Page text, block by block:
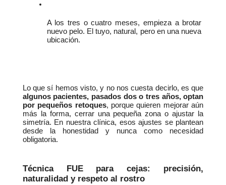
A los tres o cuatro meses, empieza a brotar
nuevo pelo. El tuyo, natural, pero en una nueva
ubicación.
algunos pacientes, pasados dos o tres años, optan
por pequeños retoques, porque quieren mejorar aún
más la forma, cerrar una pequeña zona o ajustar la
simetría. En nuestra clínica, esos ajustes se plantean
desde la honestidad y nunca como necesidad
obligatoria.
Técnica FUE para cejas: precisión,
naturalidad y respeto al rostro